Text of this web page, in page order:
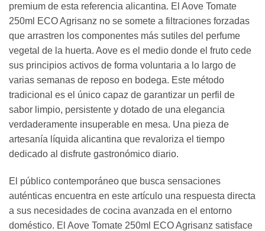
premium de esta referencia alicantina. El Aove Tomate
250ml ECO Agrisanz no se somete a filtraciones forzadas
que arrastren los componentes más sutiles del perfume
vegetal de la huerta. Aove es el medio donde el fruto cede
sus principios activos de forma voluntaria a lo largo de
varias semanas de reposo en bodega. Este método
tradicional es el único capaz de garantizar un perfil de
sabor limpio, persistente y dotado de una elegancia
verdaderamente insuperable en mesa. Una pieza de
artesanía líquida alicantina que revaloriza el tiempo
dedicado al disfrute gastronómico diario.
El público contemporáneo que busca sensaciones
auténticas encuentra en este artículo una respuesta directa
a sus necesidades de cocina avanzada en el entorno
doméstico. El Aove Tomate 250ml ECO Agrisanz satisface